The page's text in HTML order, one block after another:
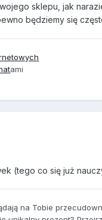
sklepu, jak
będziemy się
ami
(tego co się już
na Tobie